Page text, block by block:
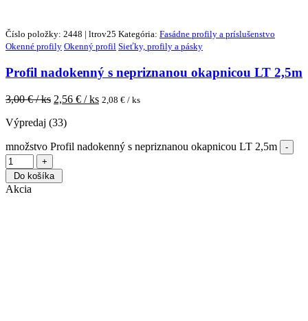
Číslo položky: 2448 | ltrov25 Kategória: Fasádne profily a príslušenstvo
Okenné profily Okenný profil Sieťky, profily a pásky
Profil nadokenný s nepriznanou okapnicou LT 2,5m
3,00€ / ks 2,56 € / ks 2,08 € / ks
Výpredaj (33)
množstvo Profil nadokenný s nepriznanou okapnicou LT 2,5m
Do košíka
Akcia